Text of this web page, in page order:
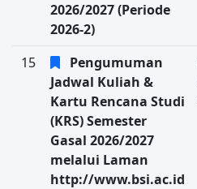
2026/2027 (Periode
2026-2)
15
Pengumuman
Jadwal Kuliah &
Kartu Rencana Studi
(KRS) Semester
Gasal 2026/2027
melalui Laman
http://www.bsi.ac.id